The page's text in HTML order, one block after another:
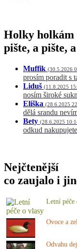
Holky holkám
pište, a pište,
Muffik (30.5.2026
prosím poradit s
Liduš (11.8.2025
nosím široké
Eliška (28.6.2025
dělá srandu
Bety (28.6.2025
odkud
Nejčtenější
co zaujalo i
Letní péče
Ovoce a
Odvahu